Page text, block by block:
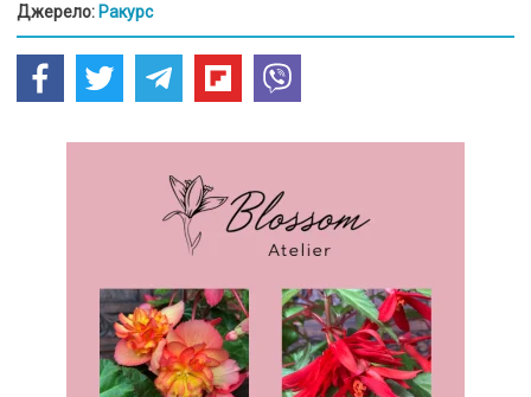
Джерело: Ракурс